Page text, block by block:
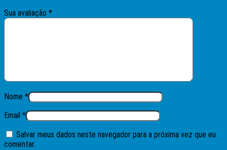
Sua avaliação *
Nome *
Email *
Salvar meus dados neste navegador para a próxima vez que eu
comentar.